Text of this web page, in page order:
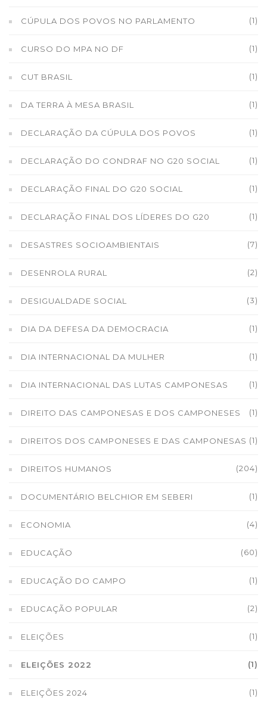
CÚPULA DOS POVOS NO PARLAMENTO (1)
CURSO DO MPA NO DF (1)
CUT BRASIL (1)
DA TERRA À MESA BRASIL (1)
DECLARAÇÃO DA CÚPULA DOS POVOS (1)
DECLARAÇÃO DO CONDRAF NO G20 SOCIAL (1)
DECLARAÇÃO FINAL DO G20 SOCIAL (1)
DECLARAÇÃO FINAL DOS LÍDERES DO G20 (1)
DESASTRES SOCIOAMBIENTAIS (7)
DESENROLA RURAL (2)
DESIGUALDADE SOCIAL (3)
DIA DA DEFESA DA DEMOCRACIA (1)
DIA INTERNACIONAL DA MULHER (1)
DIA INTERNACIONAL DAS LUTAS CAMPONESAS (1)
DIREITO DAS CAMPONESAS E DOS CAMPONESES (1)
DIREITOS DOS CAMPONESES E DAS CAMPONESAS (1)
DIREITOS HUMANOS (204)
DOCUMENTÁRIO BELCHIOR EM SEBERI (1)
ECONOMIA (4)
EDUCAÇÃO (60)
EDUCAÇÃO DO CAMPO (1)
EDUCAÇÃO POPULAR (2)
ELEIÇÕES (1)
ELEIÇÕES 2022 (1)
ELEIÇÕES 2024 (1)